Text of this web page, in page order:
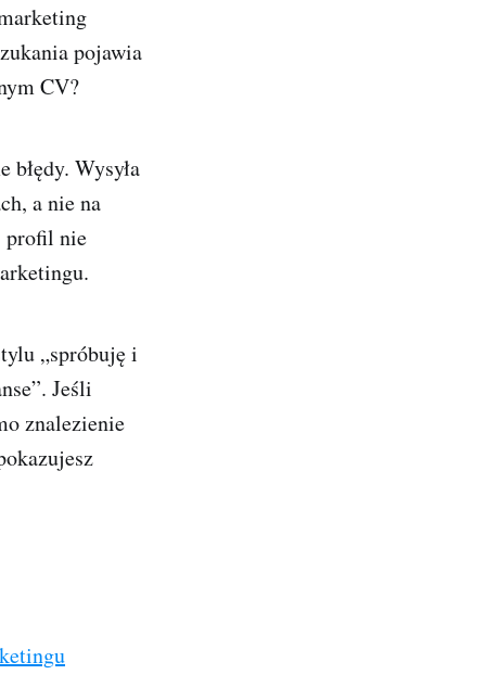
pojawia
CV?
błędy. Wysyła
a nie na
profil nie
„spróbuję i
Jeśli
znalezienie